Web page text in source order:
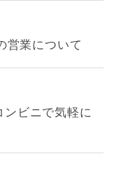
営業について
ンビニで気軽に